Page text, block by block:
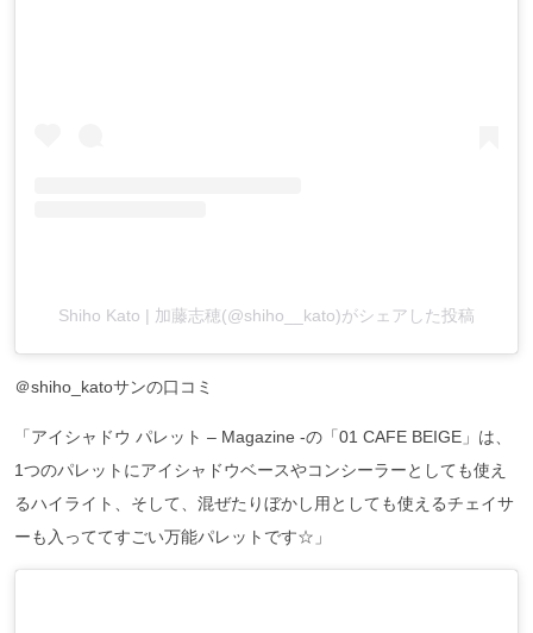
Shiho Kato | 加藤志穂(@shiho__kato)がシェアした投稿
＠shiho_katoサンの口コミ
「アイシャドウ パレット – Magazine -の「01 CAFE BEIGE」は、
1つのパレットにアイシャドウベースやコンシーラーとしても使え
るハイライト、そして、混ぜたりぼかし用としても使えるチェイサ
ーも入っててすごい万能パレットです☆」